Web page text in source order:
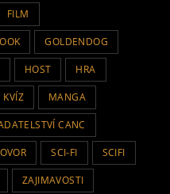
FILM
GOLDENDOG
HOST HRA
KVÍZ MANGA
CANC
SCI-FI SCIFI
ZAJIMAVOSTI